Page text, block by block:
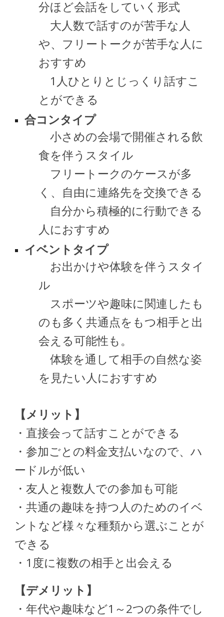
分ほど会話をしていく形式
大人数で話すのが苦手な人
や、フリートークが苦手な人に
おすすめ
1人ひとりとじっくり話すこ
とができる
合コンタイプ
小さめの会場で開催される飲
食を伴うスタイル
フリートークのケースが多
く、自由に連絡先を交換できる
自分から積極的に行動できる
人におすすめ
イベントタイプ
お出かけや体験を伴うスタイ
ル
スポーツや趣味に関連したも
のも多く共通点をもつ相手と出
会える可能性も。
体験を通して相手の自然な姿
を見たい人におすすめ
【メリット】
・直接会って話すことができる
・参加ごとの料金支払いなので、ハ
ードルが低い
・友人と複数人での参加も可能
・共通の趣味を持つ人のためのイベ
ントなど様々な種類から選ぶことが
できる
・1度に複数の相手と出会える
【デメリット】
・年代や趣味など1～2つの条件でし